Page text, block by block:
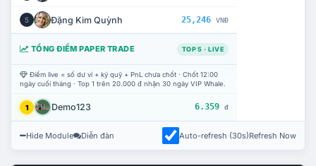
5 Đặng Kim Quỳnh 25,246 VNĐ
TỔNG ĐIỂM PAPER TRADE TOP 5 · LIVE
Điểm live = số dư ví + ký quỹ + PnL chưa chốt · Chốt 12:00
ngày cuối tháng · Top 1 trên 20.000 đ nhận 30 ngày VIP Whale.
1 Demo123 6.359 đ
Hide Module Diễn đàn Auto-refresh (30s)Refresh Now